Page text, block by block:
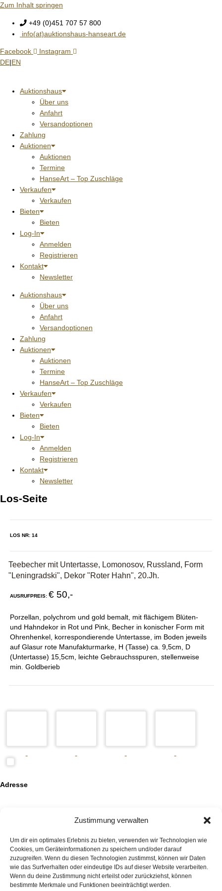
Zustimmung verwalten
Um dir ein optimales Erlebnis zu bieten, verwenden wir Technologien wie
Cookies, um Geräteinformationen zu speichern und/oder darauf
zuzugreifen. Wenn du diesen Technologien zustimmst, können wir Daten
wie das Surfverhalten oder eindeutige IDs auf dieser Website verarbeiten.
Wenn du deine Zustimmung nicht erteilst oder zurückziehst, können
bestimmte Merkmale und Funktionen beeinträchtigt werden.
Zum Inhalt springen
+49 (0)451 707 57 800
info(at)auktionshaus-hanseart.de
Facebook
Instagram
DE EN
Auktionshaus
Über uns
Anfahrt
Versandoptionen
Zahlung
Auktionen
Auktionen
Termine
HanseArt – Top Zuschläge
Verkaufen
Verkaufen
Bieten
Bieten
Log-In
Anmelden
Registrieren
Kontakt
Newsletter
Auktionshaus
Über uns
Anfahrt
Versandoptionen
Zahlung
Auktionen
Auktionen
Termine
HanseArt – Top Zuschläge
Verkaufen
Verkaufen
Bieten
Bieten
Log-In
Anmelden
Registrieren
Kontakt
Newsletter
Los-Seite
LOS NR: 14
Teebecher mit Untertasse, Lomonosov, Russland, Form
"Leningradski", Dekor "Roter Hahn", 20.Jh.
AUSRUFPREIS: € 50,-
Porzellan, polychrom und gold bemalt, mit flächigem Blüten-
und Hahndekor in Rot und Pink, Becher in konischer Form mit
Ohrenhenkel, korrespondierende Untertasse, im Boden jeweils
auf Glasur rote Manufakturmarke, H (Tasse) ca. 9,5cm, D
(Untertasse) 15,5cm, leichte Gebrauchsspuren, stellenweise
min. Goldberieb
Adresse
+49 (0)451 707 57 800
info(at)auktionshaus-hanseart.de
Auktionshaus